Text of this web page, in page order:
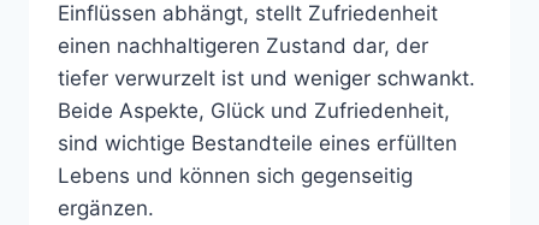
Einflüssen abhängt, stellt Zufriedenheit
einen nachhaltigeren Zustand dar, der
tiefer verwurzelt ist und weniger schwankt.
Beide Aspekte, Glück und Zufriedenheit,
sind wichtige Bestandteile eines erfüllten
Lebens und können sich gegenseitig
ergänzen.